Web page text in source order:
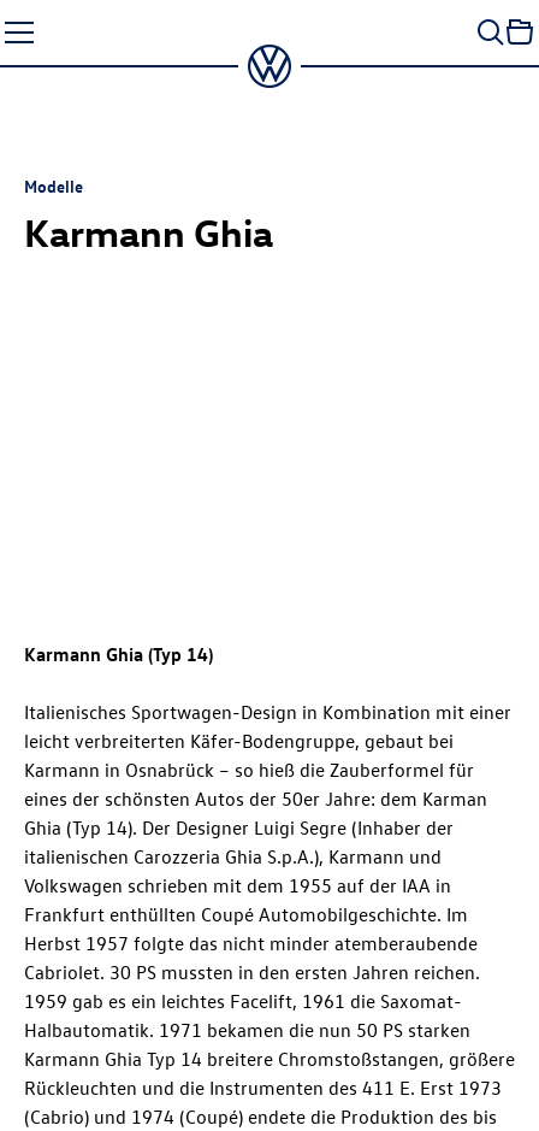
Seiteninhalt
springen
Modelle
Karmann Ghia
Karmann Ghia (Typ 14)
Italienisches Sportwagen-Design in Kombination mit einer
leicht verbreiterten Käfer-Bodengruppe, gebaut bei
Karmann in Osnabrück – so hieß die Zauberformel für
eines der schönsten Autos der 50er Jahre: dem Karman
Ghia (Typ 14). Der Designer Luigi Segre (Inhaber der
italienischen Carozzeria Ghia S.p.A.), Karmann und
Volkswagen schrieben mit dem 1955 auf der IAA in
Frankfurt enthüllten Coupé Automobilgeschichte. Im
Herbst 1957 folgte das nicht minder atemberaubende
Cabriolet. 30 PS mussten in den ersten Jahren reichen.
1959 gab es ein leichtes Facelift, 1961 die Saxomat-
Halbautomatik. 1971 bekamen die nun 50 PS starken
Karmann Ghia Typ 14 breitere Chromstoßstangen, größere
Rückleuchten und die Instrumenten des 411 E. Erst 1973
(Cabrio) und 1974 (Coupé) endete die Produktion des bis